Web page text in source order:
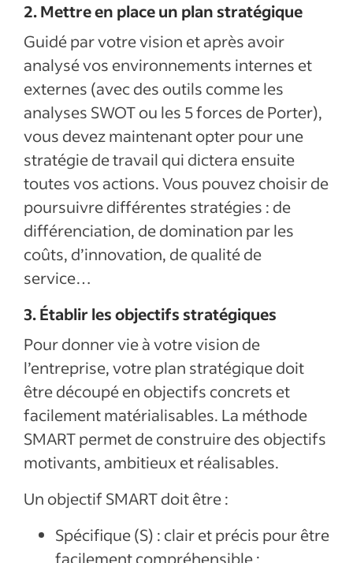
2. Mettre en place un plan stratégique
Guidé par votre vision et après avoir
analysé vos environnements internes et
externes (avec des outils comme les
analyses SWOT ou les 5 forces de Porter),
vous devez maintenant opter pour une
stratégie de travail qui dictera ensuite
toutes vos actions. Vous pouvez choisir de
poursuivre différentes stratégies : de
différenciation, de domination par les
coûts, d’innovation, de qualité de
service…
3. Établir les objectifs stratégiques
Pour donner vie à votre vision de
l’entreprise, votre plan stratégique doit
être découpé en objectifs concrets et
facilement matérialisables. La méthode
SMART permet de construire des objectifs
motivants, ambitieux et réalisables.
Un objectif SMART doit être :
Spécifique (S) : clair et précis pour être
facilement compréhensible ;